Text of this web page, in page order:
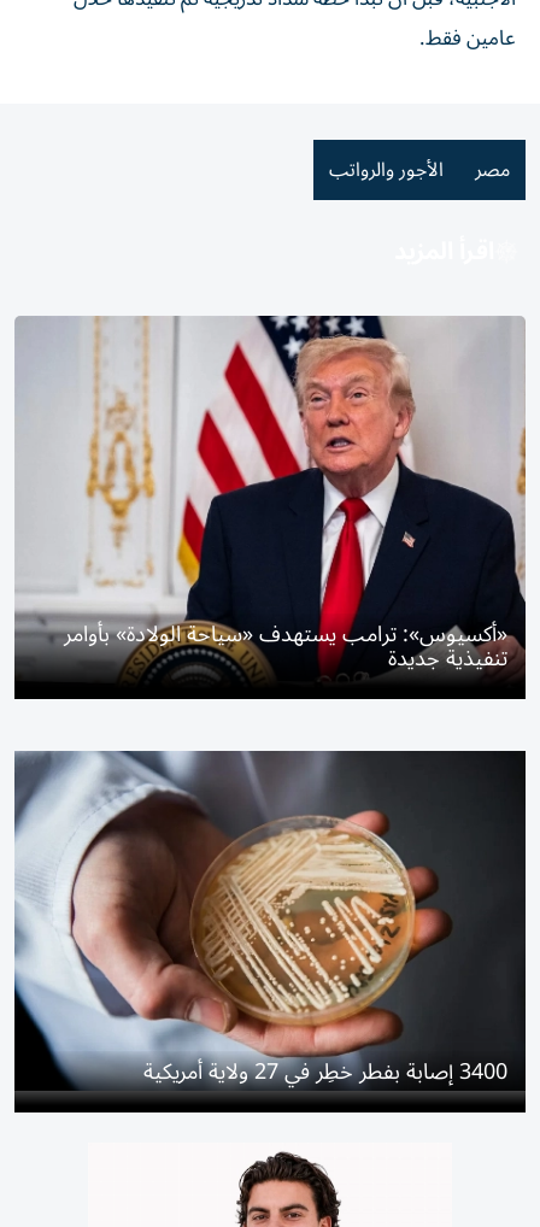
عامين فقط.
مصر الأجور والرواتب
«أكسيوس»: ترامب يستهدف «سياحة الولادة» بأوامر
تنفيذية جديدة
3400 إصابة بفطر خطِر في 27 ولاية أمريكية